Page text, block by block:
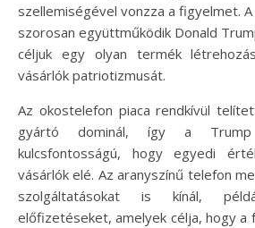
szellemiségével vonzza a figyelmet.
szorosan együttműködik Donald
céljuk egy olyan termék
vásárlók patriotizmusát.
Az okostelefon piaca rendkívül
gyártó dominál, így a Trump
kulcsfontosságú, hogy egyedi
vásárlók elé. Az aranyszínű telefon
szolgáltatásokat is kínál,
előfizetéseket, amelyek célja, hogy a